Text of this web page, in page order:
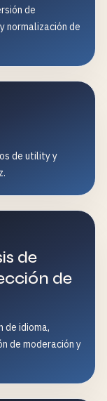
de
normalización de
de utility y
de
de
de idioma,
de moderación y